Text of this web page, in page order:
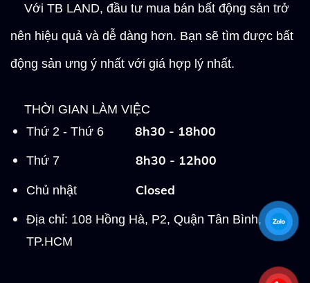
Với TB LAND, đầu tư mua bán bất động sản trở
nên hiệu quả và dễ dàng hơn. Bạn sẽ tìm được bất
động sản ưng ý nhất với giá hợp lý nhất.
THỜI GIAN LÀM VIỆC
Thứ 2 - Thứ 6 8h30 - 18h00
Thứ 7 8h30 - 12h00
Chủ nhật Closed
Địa chỉ: 108 Hồng Hà, P2, Quận Tân Bình,
TP.HCM